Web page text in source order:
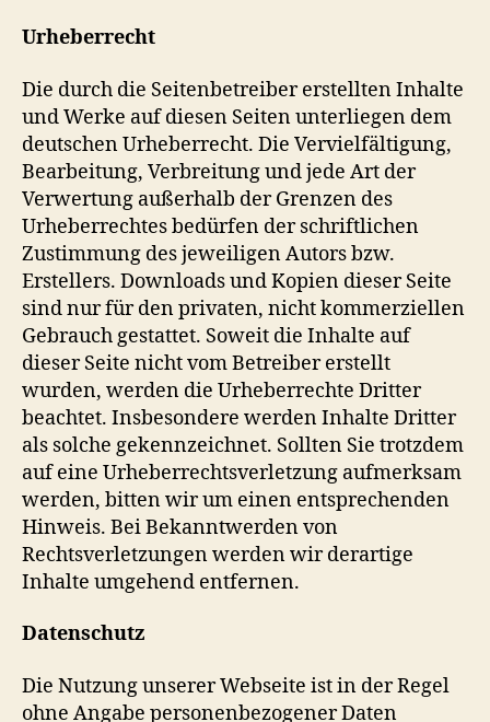
Urheberrecht
Die durch die Seitenbetreiber erstellten Inhalte
und Werke auf diesen Seiten unterliegen dem
deutschen Urheberrecht. Die Vervielfältigung,
Bearbeitung, Verbreitung und jede Art der
Verwertung außerhalb der Grenzen des
Urheberrechtes bedürfen der schriftlichen
Zustimmung des jeweiligen Autors bzw.
Erstellers. Downloads und Kopien dieser Seite
sind nur für den privaten, nicht kommerziellen
Gebrauch gestattet. Soweit die Inhalte auf
dieser Seite nicht vom Betreiber erstellt
wurden, werden die Urheberrechte Dritter
beachtet. Insbesondere werden Inhalte Dritter
als solche gekennzeichnet. Sollten Sie trotzdem
auf eine Urheberrechtsverletzung aufmerksam
werden, bitten wir um einen entsprechenden
Hinweis. Bei Bekanntwerden von
Rechtsverletzungen werden wir derartige
Inhalte umgehend entfernen.
Datenschutz
Die Nutzung unserer Webseite ist in der Regel
ohne Angabe personenbezogener Daten